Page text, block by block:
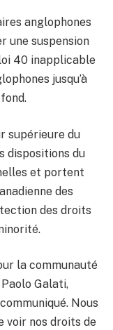
anglophones
une suspension
40 inapplicable
jusqu’à
supérieure du
dispositions du
et portent
des
des droits
la communauté
Galati,
Nous
voir nos droits de